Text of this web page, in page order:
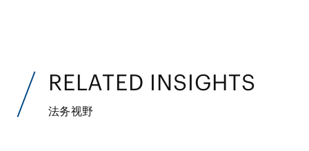
RELATED INSIGHTS
法务视野